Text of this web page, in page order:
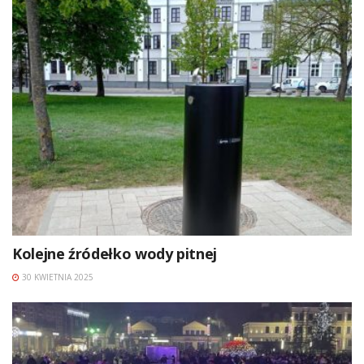
Kolejne źródełko wody pitnej
30 KWIETNIA 2025